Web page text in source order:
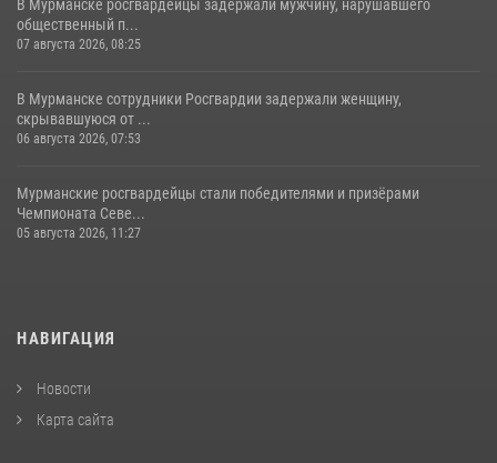
В Мурманске росгвардейцы задержали мужчину, нарушавшего
общественный п...
07 августа 2026, 08:25
В Мурманске сотрудники Росгвардии задержали женщину,
скрывавшуюся от ...
06 августа 2026, 07:53
Мурманские росгвардейцы стали победителями и призёрами
Чемпионата Севе...
05 августа 2026, 11:27
НАВИГАЦИЯ
Новости
Карта сайта